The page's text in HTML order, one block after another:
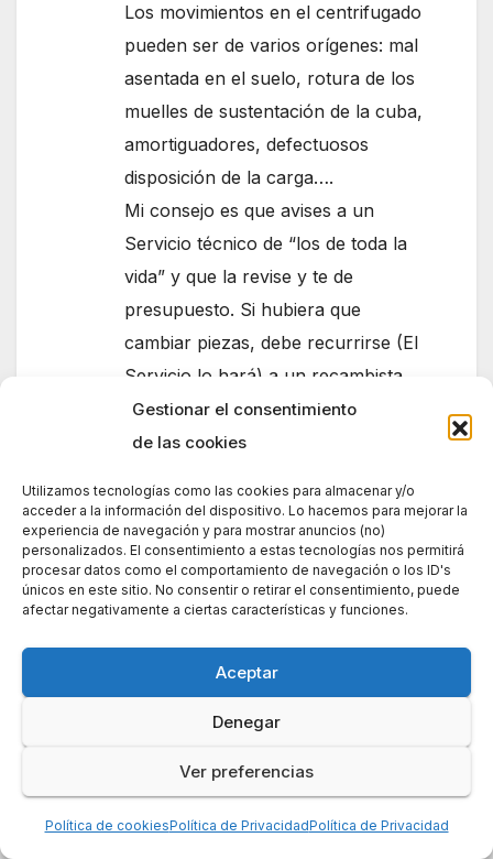
Gestionar el consentimiento
de las cookies
Utilizamos tecnologías como las cookies para almacenar y/o
acceder a la información del dispositivo. Lo hacemos para mejorar la
experiencia de navegación y para mostrar anuncios (no)
personalizados. El consentimiento a estas tecnologías nos permitirá
procesar datos como el comportamiento de navegación o los ID's
únicos en este sitio. No consentir o retirar el consentimiento, puede
afectar negativamente a ciertas características y funciones.
Aceptar
Denegar
Ver preferencias
Política de cookiesPolítica de PrivacidadPolítica de Privacidad
Los movimientos en el centrifugado
pueden ser de varios orígenes: mal
asentada en el suelo, rotura de los
muelles de sustentación de la cuba,
amortiguadores, defectuosos
disposición de la carga….
Mi consejo es que avises a un
Servicio técnico de “los de toda la
vida” y que la revise y te de
presupuesto. Si hubiera que
cambiar piezas, debe recurrirse (El
Servicio lo hará) a un recambista,
puesto que la marca, a efectos de
estos aparatos, hace muchos años
Saludos cordiales, AntonioB
Antonio Vazquez
dice:
He visto que Media Markt ha
publicado una oferta de un
televisor THOMSON, pero lo poco